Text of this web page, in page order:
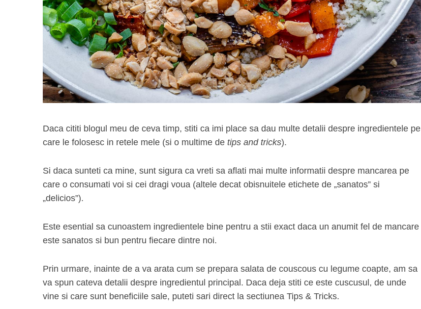
Daca cititi blogul meu de ceva timp, stiti ca imi place sa dau multe detalii despre ingredientele pe
care le folosesc in retele mele (si o multime de tips and tricks).
Si daca sunteti ca mine, sunt sigura ca vreti sa aflati mai multe informatii despre mancarea pe
care o consumati voi si cei dragi voua (altele decat obisnuitele etichete de „sanatos” si
„delicios”).
Este esential sa cunoastem ingredientele bine pentru a stii exact daca un anumit fel de mancare
este sanatos si bun pentru fiecare dintre noi.
Prin urmare, inainte de a va arata cum se prepara salata de couscous cu legume coapte, am sa
va spun cateva detalii despre ingredientul principal. Daca deja stiti ce este cuscusul, de unde
vine si care sunt beneficiile sale, puteti sari direct la sectiunea Tips & Tricks.